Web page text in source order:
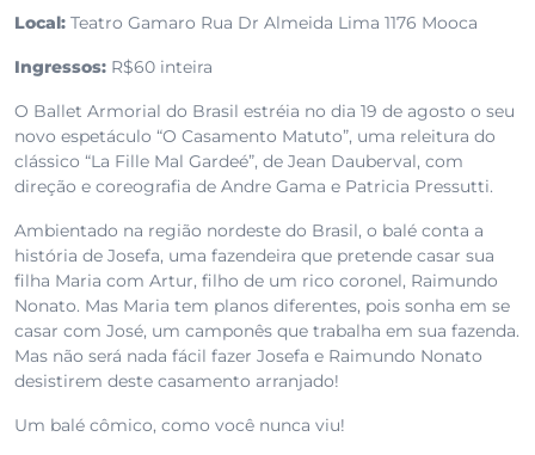
Local: Teatro Gamaro Rua Dr Almeida Lima 1176 Mooca
Ingressos: R$60 inteira
O Ballet Armorial do Brasil estréia no dia 19 de agosto o seu
novo espetáculo “O Casamento Matuto”, uma releitura do
clássico “La Fille Mal Gardeé”, de Jean Dauberval, com
direção e coreografia de Andre Gama e Patricia Pressutti.
Ambientado na região nordeste do Brasil, o balé conta a
história de Josefa, uma fazendeira que pretende casar sua
filha Maria com Artur, filho de um rico coronel, Raimundo
Nonato. Mas Maria tem planos diferentes, pois sonha em se
casar com José, um camponês que trabalha em sua fazenda.
Mas não será nada fácil fazer Josefa e Raimundo Nonato
desistirem deste casamento arranjado!
Um balé cômico, como você nunca viu!